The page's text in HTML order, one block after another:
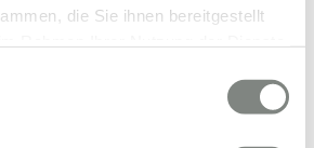
die Sie ihnen bereitgestellt
Webseite weiterhin nutzen.
Hauskauf Wilhelmsfeld
Einfamilienhaus